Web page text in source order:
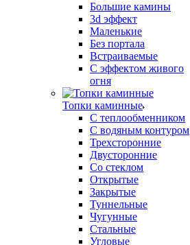
Большие камины
3d эффект
Маленькие
Без портала
Встраиваемые
С эффектом живого
огня
Топки каминные
С теплообменником
С водяным контуром
Трехсторонние
Двусторонние
Со стеклом
Открытые
Закрытые
Туннельные
Чугунные
Стальные
Угловые